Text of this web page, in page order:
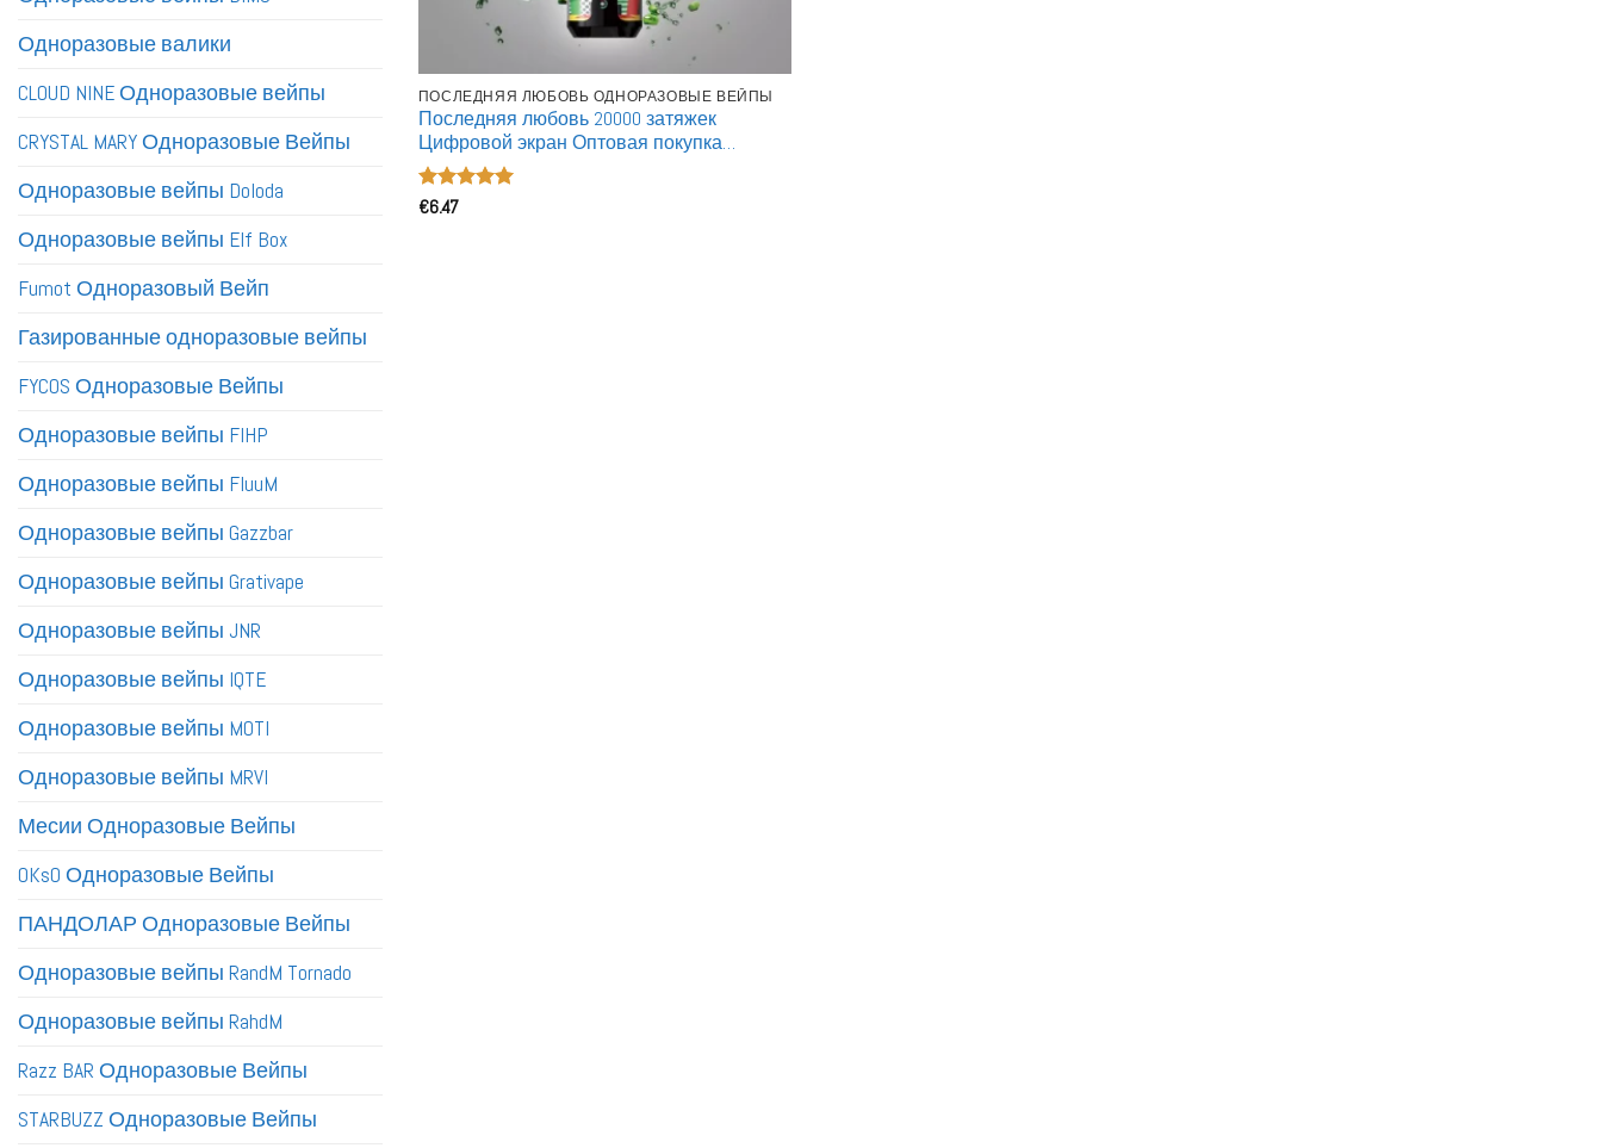
Одноразовые валики
CLOUD NINE Одноразовые вейпы
CRYSTAL MARY Одноразовые Вейпы
Одноразовые вейпы Doloda
Одноразовые вейпы Elf Box
Fumot Одноразовый Вейп
Газированные одноразовые вейпы
FYCOS Одноразовые Вейпы
Одноразовые вейпы FIHP
Одноразовые вейпы FluuM
Одноразовые вейпы Gazzbar
Одноразовые вейпы Grativape
Одноразовые вейпы JNR
Одноразовые вейпы IQTE
Одноразовые вейпы MOTI
Одноразовые вейпы MRVI
Месии Одноразовые Вейпы
OKsO Одноразовые Вейпы
ПАНДОЛАР Одноразовые Вейпы
Одноразовые вейпы RandM Tornado
Одноразовые вейпы RahdM
Razz BAR Одноразовые Вейпы
STARBUZZ Одноразовые Вейпы
ПОСЛЕДНЯЯ ЛЮБОВЬ ОДНОРАЗОВЫЕ ВЕЙПЫ
Последняя любовь 20000 затяжек
Цифровой экран Оптовая покупка
Заряжаемые Одноразовые вейпы
Оценка
€6.47